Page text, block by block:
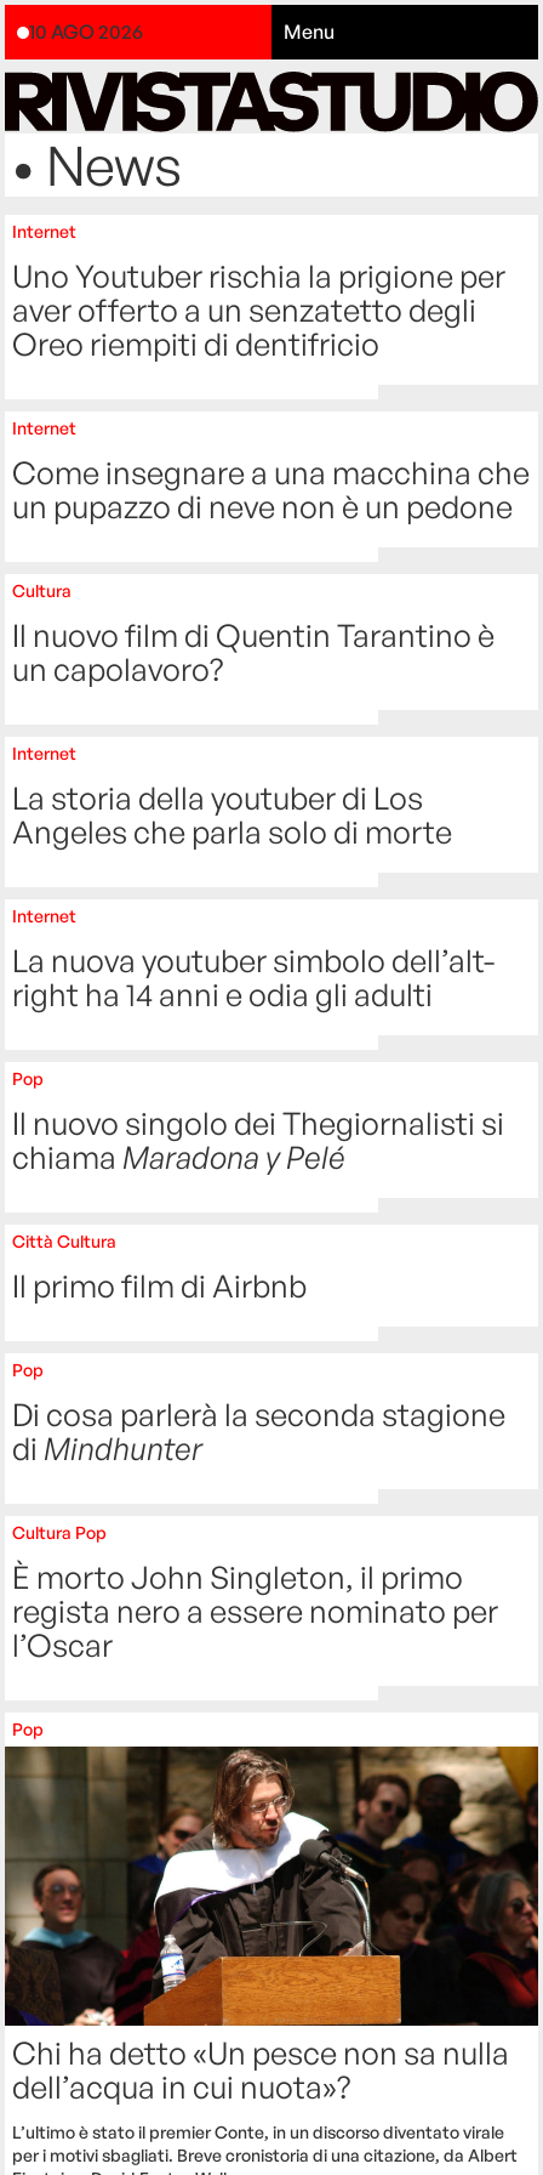
10 AGO 2026 Menu
• News
Internet
Uno Youtuber rischia la prigione per
aver offerto a un senzatetto degli
Oreo riempiti di dentifricio
Internet
Come insegnare a una macchina che
un pupazzo di neve non è un pedone
Cultura
Il nuovo film di Quentin Tarantino è
un capolavoro?
Internet
La storia della youtuber di Los
Angeles che parla solo di morte
Internet
La nuova youtuber simbolo dell’alt-
right ha 14 anni e odia gli adulti
Pop
Il nuovo singolo dei Thegiornalisti si
chiama Maradona y Pelé
Città Cultura
Il primo film di Airbnb
Pop
Di cosa parlerà la seconda stagione
di Mindhunter
Cultura Pop
È morto John Singleton, il primo
regista nero a essere nominato per
l’Oscar
Pop
Chi ha detto «Un pesce non sa nulla
dell’acqua in cui nuota»?
L’ultimo è stato il premier Conte, in un discorso diventato virale
per i motivi sbagliati. Breve cronistoria di una citazione, da Albert